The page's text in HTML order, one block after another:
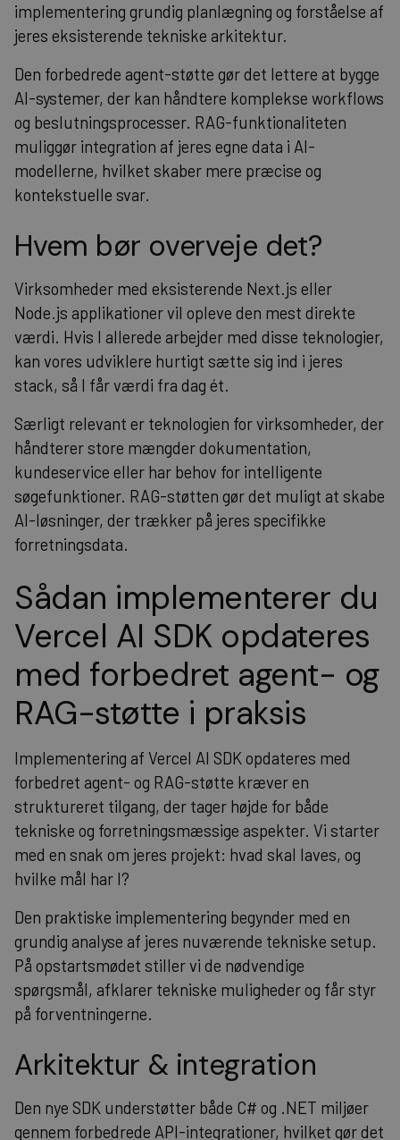
implementering grundig planlægning og forståelse af
jeres eksisterende tekniske arkitektur.
Den forbedrede agent-støtte gør det lettere at bygge
AI-systemer, der kan håndtere komplekse workflows
og beslutningsprocesser. RAG-funktionaliteten
muliggør integration af jeres egne data i AI-
modellerne, hvilket skaber mere præcise og
kontekstuelle svar.
Hvem bør overveje det?
Virksomheder med eksisterende Next.js eller
Node.js applikationer vil opleve den mest direkte
værdi. Hvis I allerede arbejder med disse teknologier,
kan vores udviklere hurtigt sætte sig ind i jeres
stack, så I får værdi fra dag ét.
Særligt relevant er teknologien for virksomheder, der
håndterer store mængder dokumentation,
kundeservice eller har behov for intelligente
søgefunktioner. RAG-støtten gør det muligt at skabe
AI-løsninger, der trækker på jeres specifikke
forretningsdata.
Sådan implementerer du
Vercel AI SDK opdateres
med forbedret agent- og
RAG-støtte i praksis
Implementering af Vercel AI SDK opdateres med
forbedret agent- og RAG-støtte kræver en
struktureret tilgang, der tager højde for både
tekniske og forretningsmæssige aspekter. Vi starter
med en snak om jeres projekt: hvad skal laves, og
hvilke mål har I?
Den praktiske implementering begynder med en
grundig analyse af jeres nuværende tekniske setup.
På opstartsmødet stiller vi de nødvendige
spørgsmål, afklarer tekniske muligheder og får styr
på forventningerne.
Arkitektur & integration
Den nye SDK understøtter både C# og .NET miljøer
gennem forbedrede API-integrationer, hvilket gør det